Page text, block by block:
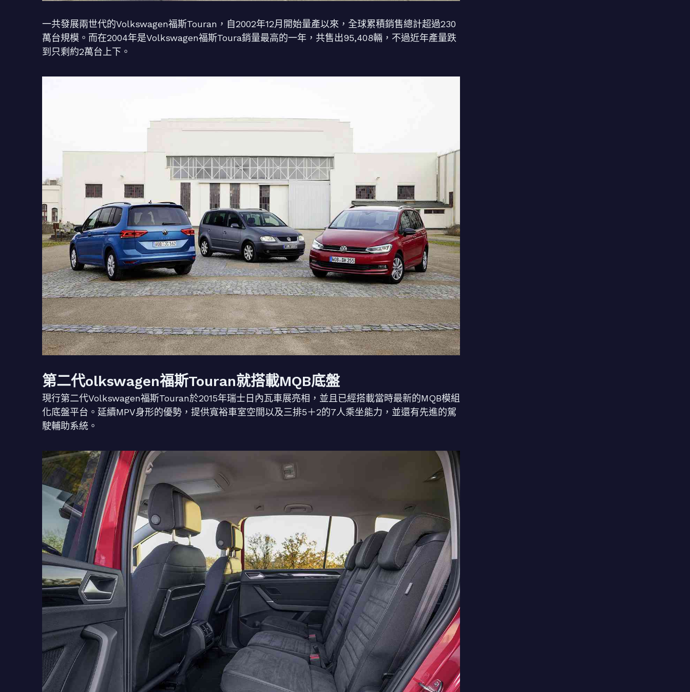
一共發展兩世代的Volkswagen福斯Touran，自2002年12月開始量產以來，全球累積銷售總計超過230
萬台規模。而在2004年是Volkswagen福斯Toura銷量最高的一年，共售出95,408輛，不過近年產量跌
到只剩約2萬台上下。
第二代olkswagen福斯Touran就搭載MQB底盤
現行第二代Volkswagen福斯Touran於2015年瑞士日內瓦車展亮相，並且已經搭載當時最新的MQB模組
化底盤平台。延續MPV身形的優勢，提供寬裕車室空間以及三排5＋2的7人乘坐能力，並還有先進的駕
駛輔助系統。